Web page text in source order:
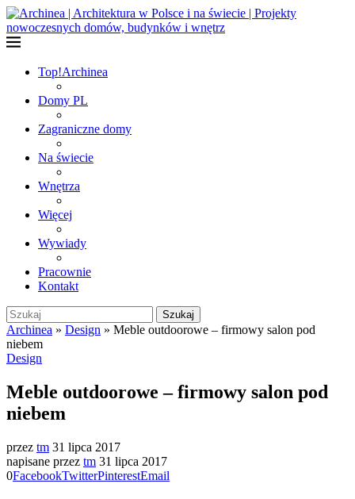
Top!Archinea
Domy PL
Zagraniczne domy
Na świecie
Wnętrza
Więcej
Wywiady
Pracownie
Kontakt
Szukaj
Archinea » Design » Meble outdoorowe – firmowy salon pod
niebem
Design
Meble outdoorowe – firmowy salon pod
niebem
przez tm 31 lipca 2017
napisane przez tm 31 lipca 2017
0FacebookTwitterPinterestEmail